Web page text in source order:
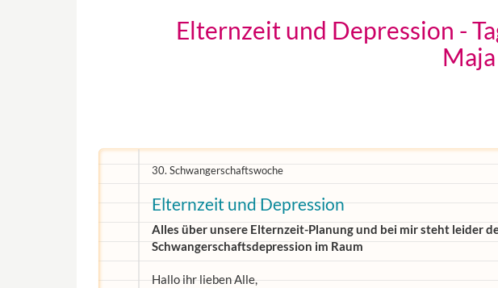
Elternzeit und Depression -
30. Schwangerschaftswoche
Elternzeit und Depression
Alles über unsere Elternzeit-Planung und bei mir steht leider
Schwangerschaftsdepression im Raum
Hallo ihr lieben Alle,